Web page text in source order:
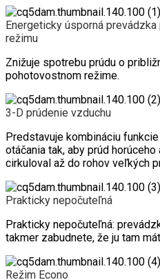
Energeticky úsporná
režimu
Znižuje spotrebu prúdu o
pohotovostnom režime.
3-D prúdenie vzduchu
Predstavuje kombináciu
otáčania tak, aby prúd
cirkuloval až do rohov veľkých
Prakticky nepočuteľná
Prakticky nepočuteľná:
takmer zabudnete, že ju tam
Režim Econo